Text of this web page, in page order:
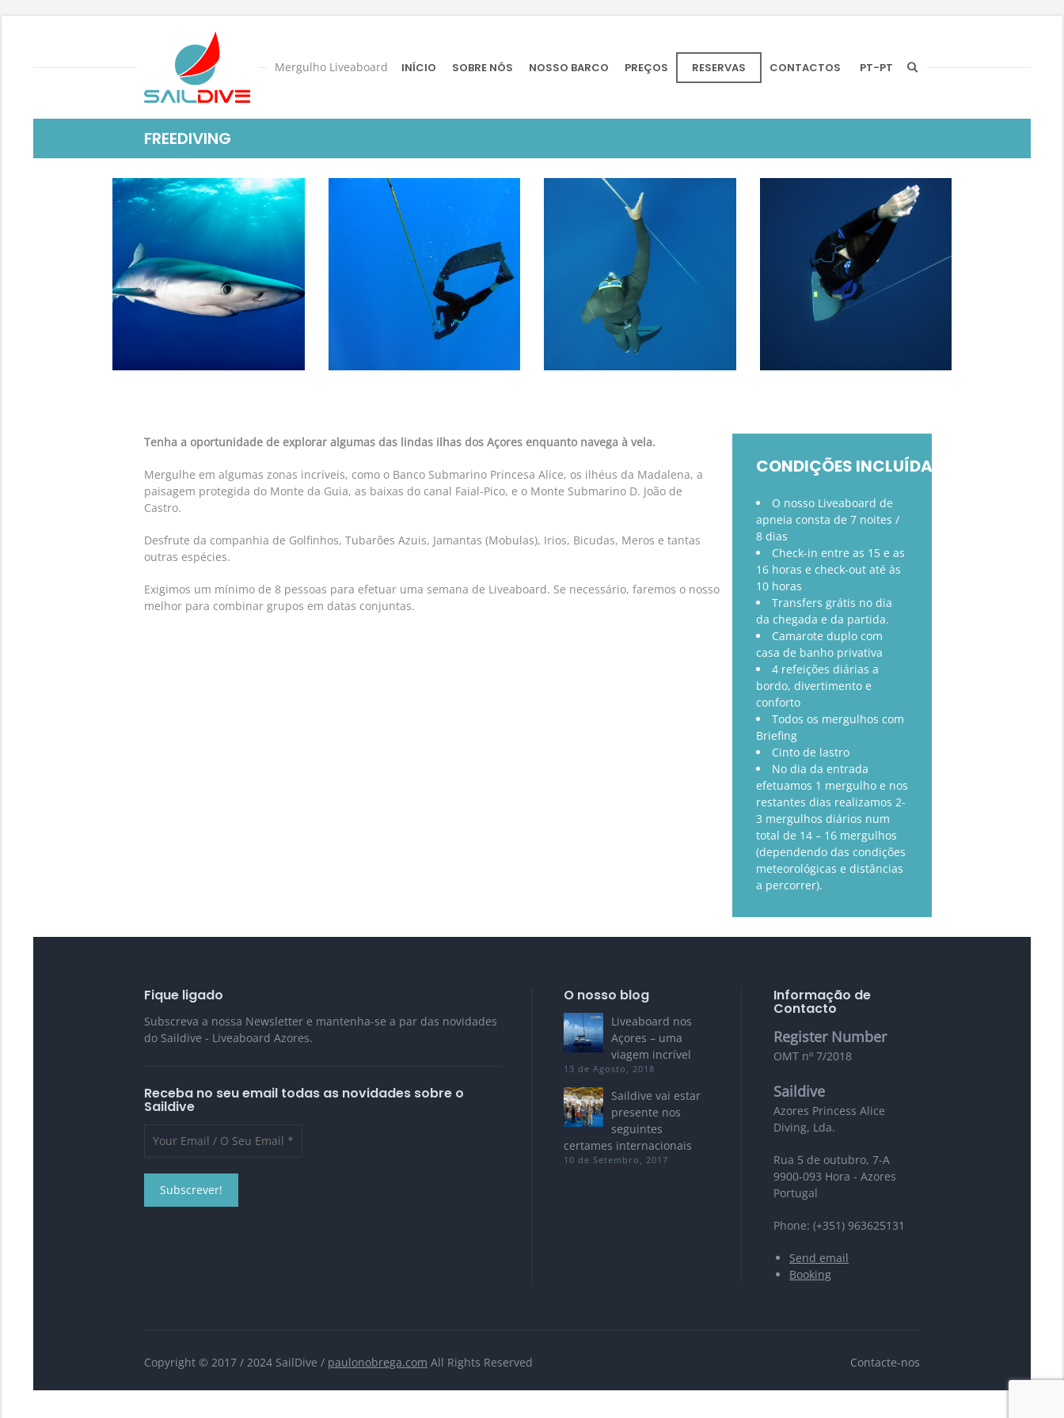
Mergulho Liveaboard INÍCIO SOBRE NÓS NOSSO BARCO PREÇOS RESERVAS CONTACTOS PT-PT
FREEDIVING
Tenha a oportunidade de explorar algumas das lindas ilhas dos Açores enquanto navega à vela.
Mergulhe em algumas zonas incríveis, como o Banco Submarino Princesa Alice, os ilhéus da Madalena, a
paisagem protegida do Monte da Guia, as baixas do canal Faial-Pico, e o Monte Submarino D. João de
Castro.
Desfrute da companhia de Golfinhos, Tubarões Azuis, Jamantas (Mobulas), Irios, Bicudas, Meros e tantas
outras espécies.
Exigimos um mínimo de 8 pessoas para efetuar uma semana de Liveaboard. Se necessário, faremos o nosso
melhor para combinar grupos em datas conjuntas.
CONDIÇÕES INCLUÍDAS
O nosso Liveaboard de
apneia consta de 7 noites /
8 dias
Check-in entre as 15 e as
16 horas e check-out até às
10 horas
Transfers grátis no dia
da chegada e da partida.
Camarote duplo com
casa de banho privativa
4 refeições diárias a
bordo, divertimento e
conforto
Todos os mergulhos com
Briefing
Cinto de lastro
No dia da entrada
efetuamos 1 mergulho e nos
restantes dias realizamos 2-
3 mergulhos diários num
total de 14 – 16 mergulhos
(dependendo das condições
meteorológicas e distâncias
a percorrer).
Fique ligado
Subscreva a nossa Newsletter e mantenha-se a par das novidades
do Saildive - Liveaboard Azores.
Receba no seu email todas as novidades sobre o
Saildive
O nosso blog
Liveaboard nos
Açores – uma
viagem incrível
13 de Agosto, 2018
Saildive vai estar
presente nos
seguintes
certames internacionais
10 de Setembro, 2017
Informação de
Contacto
Register Number
OMT nº 7/2018
Saildive
Azores Princess Alice
Diving, Lda.
Rua 5 de outubro, 7-A
9900-093 Hora - Azores
Portugal
Phone: (+351) 963625131
Send email
Booking
Copyright © 2017 / 2024 SailDive / paulonobrega.com All Rights Reserved Contacte-nos